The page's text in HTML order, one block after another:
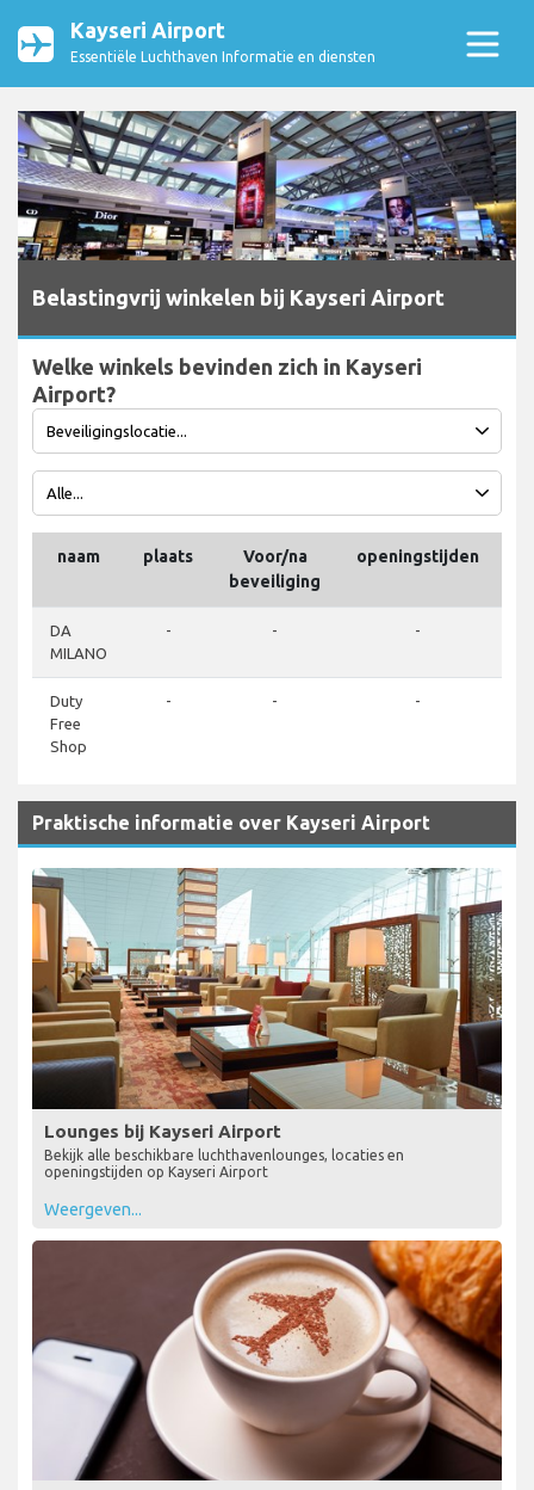
Kayseri Airport
Essentiële Luchthaven Informatie en diensten
Belastingvrij winkelen bij Kayseri Airport
Welke winkels bevinden zich in Kayseri
Airport?
naam plaats
Voor/na
beveiliging
openingstijden
DA
MILANO
- - -
Duty
Free
Shop
- - -
Praktische informatie over Kayseri Airport
Lounges bij Kayseri Airport
Bekijk alle beschikbare luchthavenlounges, locaties en
openingstijden op Kayseri Airport
Weergeven...